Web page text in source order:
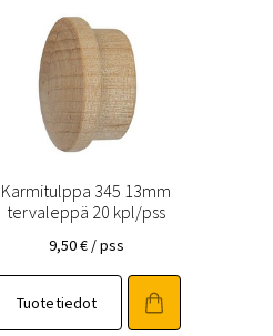
Karmitulppa 345 13mm
tervaleppä 20 kpl/pss
9,50€ / pss
Tuotetiedot